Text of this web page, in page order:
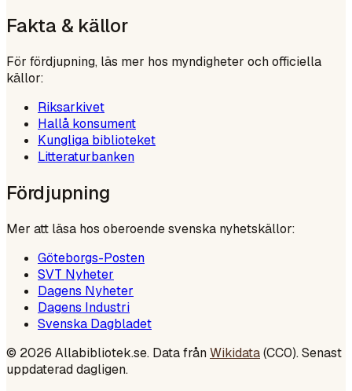
Fakta & källor
För fördjupning, läs mer hos myndigheter och officiella
källor:
Riksarkivet
Hallå konsument
Kungliga biblioteket
Litteraturbanken
Fördjupning
Mer att läsa hos oberoende svenska nyhetskällor:
Göteborgs-Posten
SVT Nyheter
Dagens Nyheter
Dagens Industri
Svenska Dagbladet
© 2026 Allabibliotek.se. Data frånWikidata(CC0). Senast
uppdaterad dagligen.